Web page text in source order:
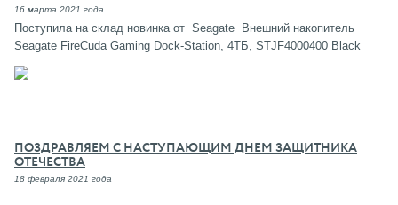
16 марта 2021 года
Поступила на склад новинка от Seagate Внешний накопитель
Seagate FireCuda Gaming Dock-Station, 4ТБ, STJF4000400 Black
ПОЗДРАВЛЯЕМ С НАСТУПАЮЩИМ ДНЕМ ЗАЩИТНИКА
ОТЕЧЕСТВА
18 февраля 2021 года